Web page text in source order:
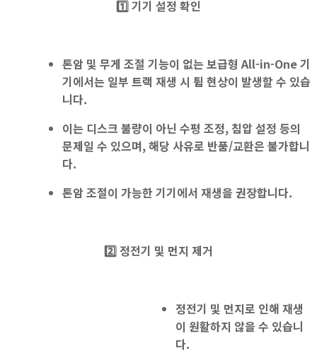
1️⃣기기 설정 확인
톤암 및 무게 조절 기능이 없는 보급형 All-in-One기
기에서는 일부 트랙 재생 시 튐 현상이 발생할 수 있습
니다.
이는 디스크 불량이 아닌 수평 조정, 침압 설정 등의
문제일 수 있으며, 해당 사유로 반품/교환은 불가합니
다.
톤암 조절이 가능한 기기에서 재생을 권장합니다.
2️⃣ 정전기 및 먼지 제거
정전기 및 먼지로 인해 재생
이 원활하지 않을 수 있습니
다.